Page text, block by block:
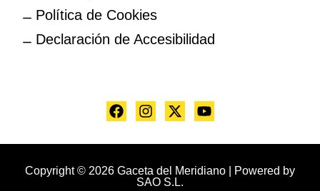
Política de Cookies
Declaración de Accesibilidad
Copyright © 2026 Gaceta del Meridiano | Powered by
SAO S.L.